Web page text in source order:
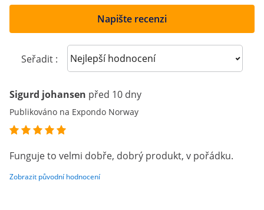
Napište recenzi
Seřadit : Sort reviews
Sigurd johansen před 10 dny
Publikováno na Expondo Norway
Funguje to velmi dobře, dobrý produkt, v pořádku.
Zobrazit původní hodnocení